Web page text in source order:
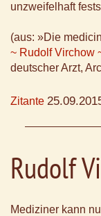
unzweifelhaft
(aus: »Die
~ Rudolf Virchow
deutscher Arzt,
Zitante
Rudolf
Mediziner kann